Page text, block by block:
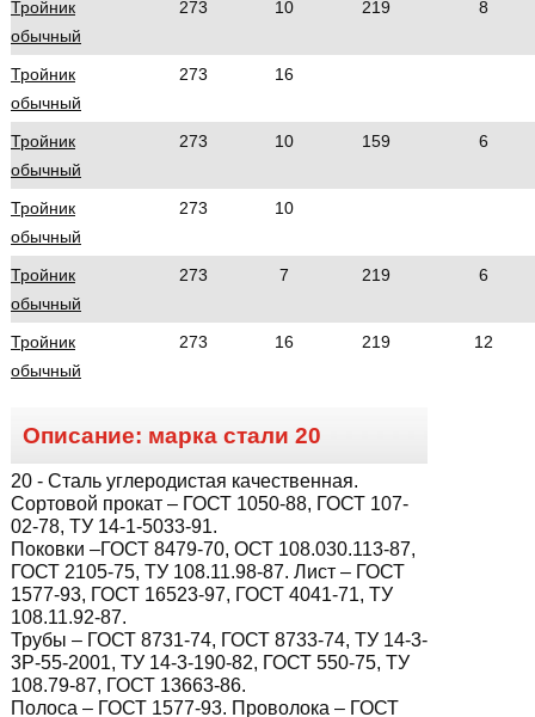
Тройник
обычный
273 10 219 8
Тройник
обычный
273 16
Тройник
обычный
273 10 159 6
Тройник
обычный
273 10
Тройник
обычный
273 7 219 6
Тройник
обычный
273 16 219 12
Описание: марка стали 20
20 - Сталь углеродистая качественная.
Сортовой прокат – ГОСТ 1050-88, ГОСТ 107-
02-78, ТУ 14-1-5033-91.
Поковки –ГОСТ 8479-70, ОСТ 108.030.113-87,
ГОСТ 2105-75, ТУ 108.11.98-87. Лист – ГОСТ
1577-93, ГОСТ 16523-97, ГОСТ 4041-71, ТУ
108.11.92-87.
Трубы – ГОСТ 8731-74, ГОСТ 8733-74, ТУ 14-3-
3Р-55-2001, ТУ 14-3-190-82, ГОСТ 550-75, ТУ
108.79-87, ГОСТ 13663-86.
Полоса – ГОСТ 1577-93. Проволока – ГОСТ